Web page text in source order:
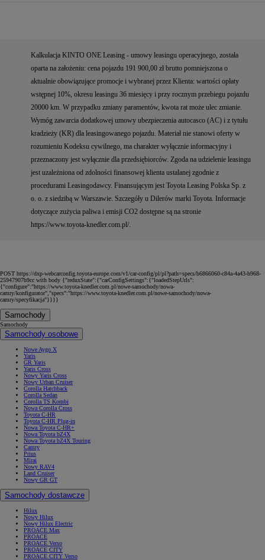
Kalkulacja KINTO ONE Leasing - umowy leasingu operacyjnego, została
oparta na założeniu: cena pojazdu 191 900,00 zł brutto pomniejszona o
aktualnie obowiązujące promocje i wybranej przez Klienta: wartości opłaty
wstępnej 10%, okresu leasingu 36 miesięcy i przy rocznym przebiegu pojazdu
20000 km. W przypadku zmiany paramentów, kwota rat może ulec zmianie.
Wymóg zawarcia dodatkowej umowy ubezpieczenia autocasco (AC) i z tytułu
kradzieży (KR) dla leasingowanego pojazdu. Materiał nie stanowi oferty w
rozumieniu Kodeksu cywilnego, ma charakter wyłącznie informacyjny i
przeznaczony jest wyłącznie dla przedsiębiorców. Zgoda na udzielenie leasingu
jest uzależniona od zdolności finansowej klienta ustalanej zgodnie z
procedurami Leasingodawcy. Finansującym jest Toyota Leasing Polska Sp. z
o. o. z siedzibą w Warszawie. Szczegóły u Dilerów marki Toyota. Informacje
dotyczące zużycia paliwa i emisji CO2 dostępne są na stronie
https://www.toyota-knedler.com.pl/.
POST https://dxp-webcarconfig.toyota-europe.com/v1/car-config/pl/pl?path=specs/b6866060-c84a-4a43-b968-
25947907b9cc with body {"reduxState":{"carConfigSettings":{"loadedStepUrls":
{"configure":"https://www.toyota-knedler.com.pl/nowe-samochody/nowa-
camry/konfigurator","specs":"https://www.toyota-knedler.com.pl/nowe-samochody/nowa-
camry/specyfikacja"}}}}
Samochody
Samochody
Samochody osobowe
Nowe Aygo X
Yaris
GR Yaris
Yaris Cross
Nowy Yaris Cross
Nowy Urban Cruiser
Corolla Hatchback
Corolla Sedan
Corolla TS Kombi
Nowa Corolla Cross
Toyota C-HR
Toyota C-HR Plug-in
Nowa Toyota C-HR+
Nowa Toyota bZ4X
Nowa Toyota bZ4X Touring
Camry
Prius
Mirai
Nowy RAV4
Land Cruiser
Nowy GR GT
Samochody dostawcze
Hilux
Nowy Hilux
Nowy Hilux Electric
PROACE Max
PROACE
PROACE Verso
PROACE CITY
PROACE CITY Verso